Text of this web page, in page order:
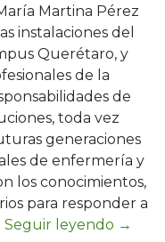
Martina Pérez
instalaciones del
Querétaro, y
de la
de
toda vez
generaciones
de enfermería y
los conocimientos,
para responder a